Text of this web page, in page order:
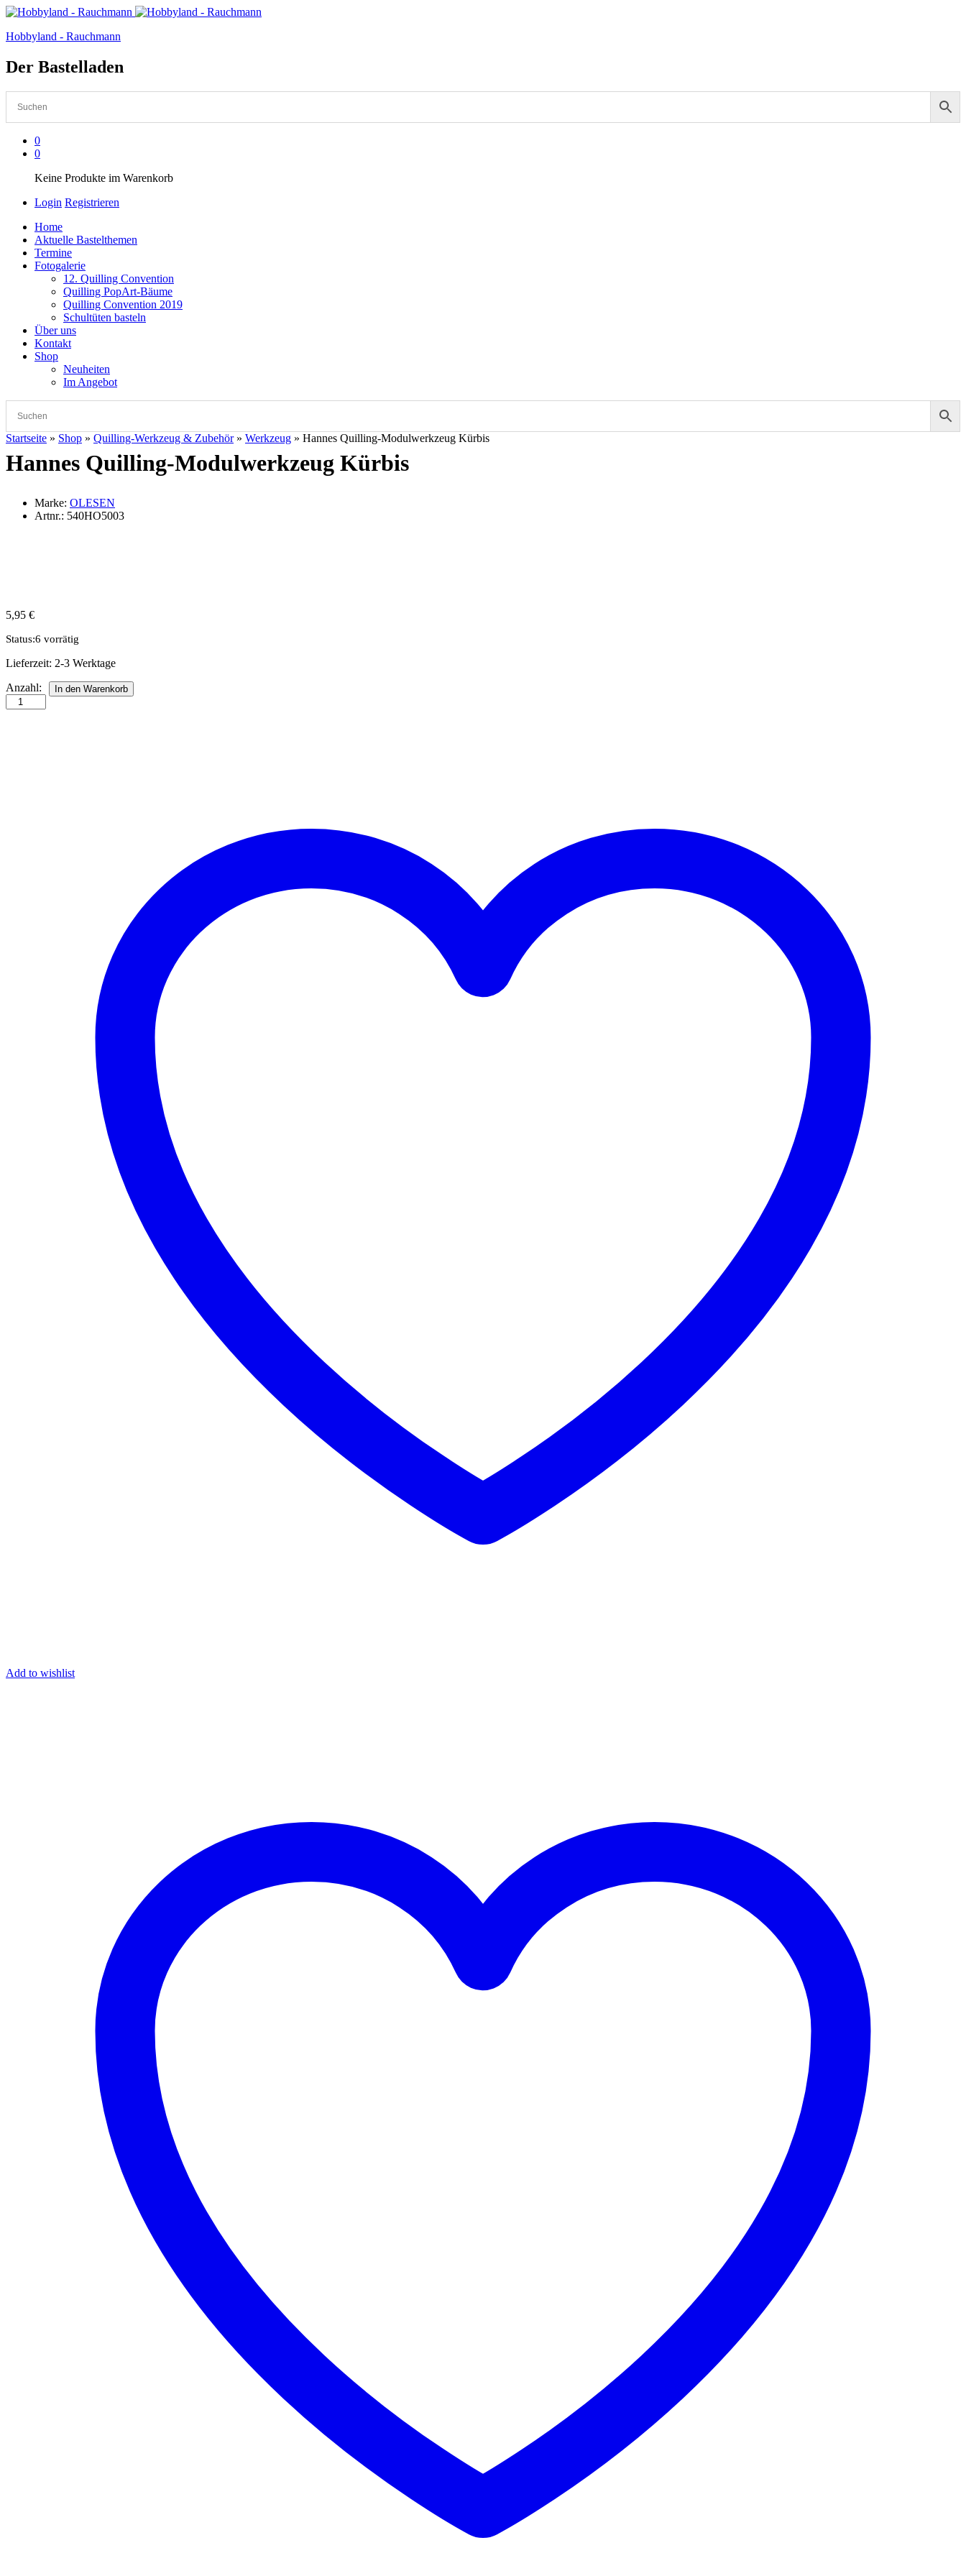
Hobbyland - Rauchmann
Der Bastelladen
0
0
Keine Produkte im Warenkorb
Login Registrieren
Home
Aktuelle Bastelthemen
Termine
Fotogalerie
12. Quilling Convention
Quilling PopArt-Bäume
Quilling Convention 2019
Schultüten basteln
Über uns
Kontakt
Shop
Neuheiten
Im Angebot
Startseite » Shop » Quilling-Werkzeug & Zubehör» Werkzeug » Hannes Quilling-Modulwerkzeug Kürbis
Hannes Quilling-Modulwerkzeug Kürbis
Marke: OLESEN
Artnr.: 540HO5003
5,95 €
Status:6 vorrätig
Lieferzeit: 2-3 Werktage
Hannes
Quilling-
Modulwerkzeug
Anzahl: In den Warenkorb
Add to wishlist